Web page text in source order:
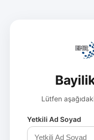
Lütfen
Yetkili Ad Soyad